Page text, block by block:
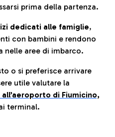
prima della partenza.
dedicati alle famiglie,
con bambini e rendono
nelle aree di imbarco.
o si preferisce arrivare
utile valutare la
di Fiumicino,
terminal.